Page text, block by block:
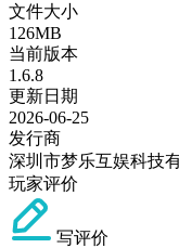
文件大小
126MB
当前版本
1.6.8
更新日期
2026-06-25
发行商
深圳市梦乐互娱科技
玩家评价
写评价